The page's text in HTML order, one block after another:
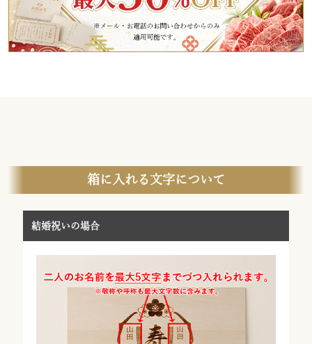
箱に入れる文字について
結婚祝いの場合